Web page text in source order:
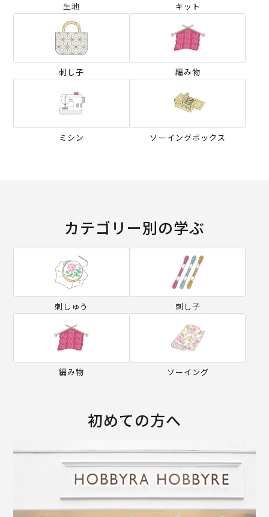
生地 キット
刺し子 編み物
ミシン ソーイングボックス
カテゴリー別の学ぶ
刺しゅう 刺し子
編み物 ソーイング
初めての方へ